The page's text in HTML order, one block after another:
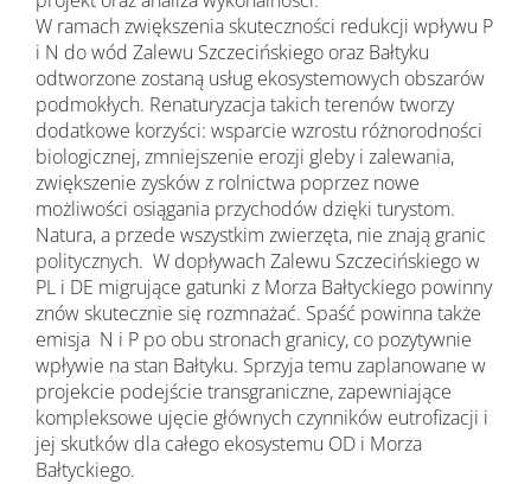
W ramach zwiększenia skuteczności redukcji wpływu P
i N do wód Zalewu Szczecińskiego oraz Bałtyku
odtworzone zostaną usług ekosystemowych obszarów
podmokłych. Renaturyzacja takich terenów tworzy
dodatkowe korzyści: wsparcie wzrostu różnorodności
biologicznej, zmniejszenie erozji gleby i zalewania,
zwiększenie zysków z rolnictwa poprzez nowe
możliwości osiągania przychodów dzięki turystom.
Natura, a przede wszystkim zwierzęta, nie znają granic
politycznych. W dopływach Zalewu Szczecińskiego w
PL i DE migrujące gatunki z Morza Bałtyckiego powinny
znów skutecznie się rozmnażać. Spaść powinna także
emisja N i P po obu stronach granicy, co pozytywnie
wpływie na stan Bałtyku. Sprzyja temu zaplanowane w
projekcie podejście transgraniczne, zapewniające
kompleksowe ujęcie głównych czynników eutrofizacji i
jej skutków dla całego ekosystemu OD i Morza
Bałtyckiego.